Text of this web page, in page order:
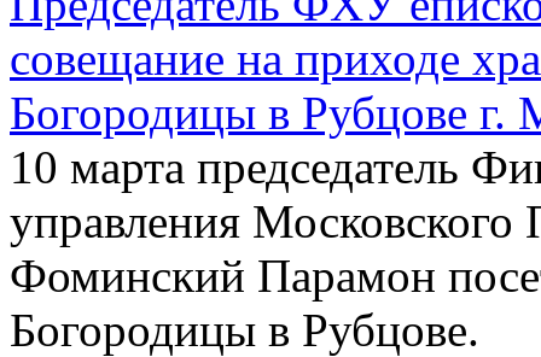
совещание на приходе
Богородицы в Рубцове г.
10 марта председатель
управления Московского
Фоминский Парамон
Богородицы в Рубцове.